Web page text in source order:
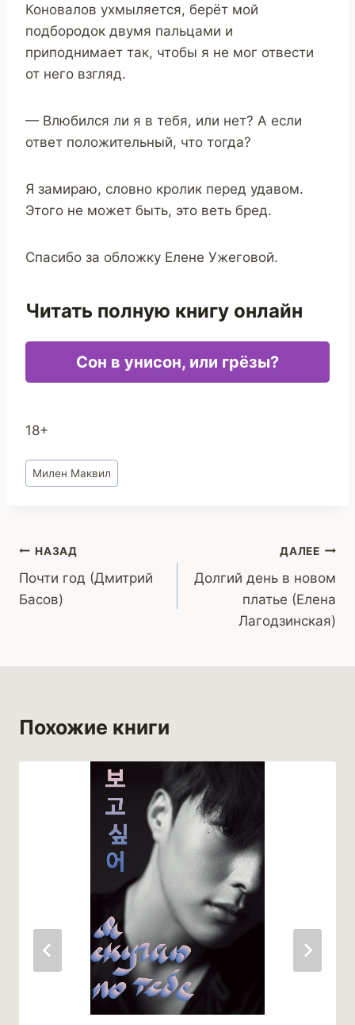
Коновалов ухмыляется, берёт мой
подбородок двумя пальцами и
приподнимает так, чтобы я не мог отвести
от него взгляд.
— Влюбился ли я в тебя, или нет? А если
ответ положительный, что тогда?
Я замираю, словно кролик перед удавом.
Этого не может быть, это веть бред.
Спасибо за обложку Елене Ужеговой.
Читать полную книгу онлайн
Сон в унисон, или грёзы?
18+
Метки
записи:
Милен Маквил
Навигация
по
записям
НАЗАД
Почти год (Дмитрий
Басов)
ДАЛЕЕ
Долгий день в новом
платье (Елена
Лагодзинская)
Похожие книги